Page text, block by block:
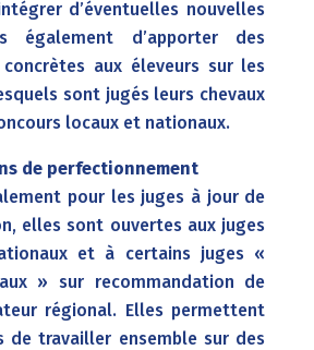
d’éventuelles nouvelles
également d’apporter des
aux éleveurs sur les
sont jugés leurs chevaux
locaux et nationaux.
de perfectionnement
pour les juges à jour de
elles sont ouvertes aux juges
et à certains juges «
» sur recommandation de
régional. Elles permettent
de travailler ensemble sur des